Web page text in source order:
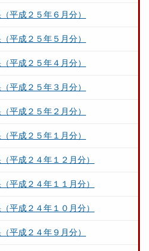
平成２５年６月分）
平成２５年５月分）
平成２５年４月分）
平成２５年３月分）
平成２５年２月分）
平成２５年１月分）
平成２４年１２月分）
平成２４年１１月分）
平成２４年１０月分）
平成２４年９月分）